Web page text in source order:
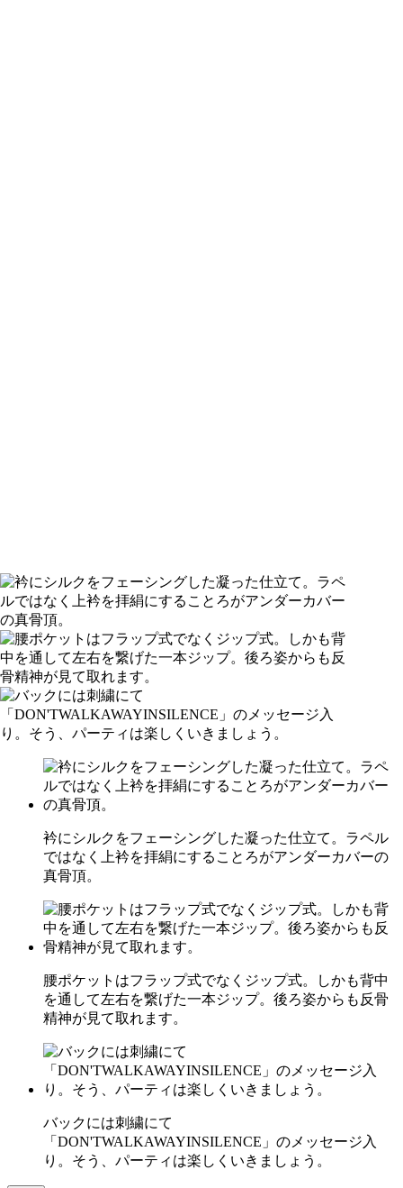
衿にシルクをフェーシングした凝った仕立て。ラペル
ではなく上衿を拝絹にすることろがアンダーカバーの
真骨頂。
腰ポケットはフラップ式でなくジップ式。しかも背中
を通して左右を繋げた一本ジップ。後ろ姿からも反骨
精神が見て取れます。
バックには刺繍にて
「DON'TWALKAWAYINSILENCE」のメッセージ入
り。そう、パーティは楽しくいきましょう。